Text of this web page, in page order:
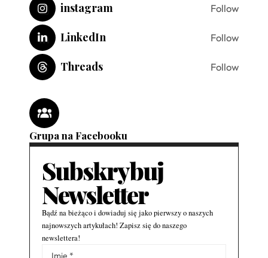
instagram Follow
LinkedIn Follow
Threads Follow
Grupa na Facebooku
Subskrybuj
Newsletter
Bądź na bieżąco i dowiaduj się jako pierwszy o naszych
najnowszych artykułach! Zapisz się do naszego
newslettera!
Alternative: